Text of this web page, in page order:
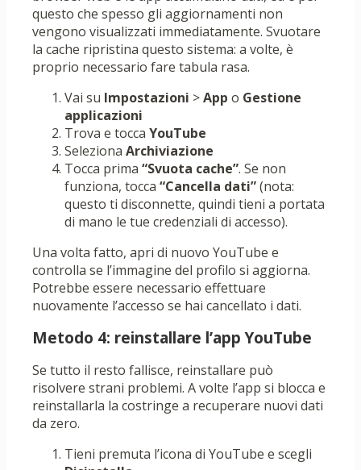
questo che spesso gli aggiornamenti non
vengono visualizzati immediatamente. Svuotare
la cache ripristina questo sistema: a volte, è
proprio necessario fare tabula rasa.
Vai su Impostazioni >App o Gestione
applicazioni
Trova e tocca YouTube
Seleziona Archiviazione
Tocca prima “Svuota cache”. Se non
funziona, tocca “Cancella dati”(nota:
questo ti disconnette, quindi tieni a portata
di mano le tue credenziali di accesso).
Una volta fatto, apri di nuovo YouTube e
controlla se l’immagine del profilo si aggiorna.
Potrebbe essere necessario effettuare
nuovamente l’accesso se hai cancellato i dati.
Metodo 4: reinstallare l’app YouTube
Se tutto il resto fallisce, reinstallare può
risolvere strani problemi. A volte l’app si blocca e
reinstallarla la costringe a recuperare nuovi dati
da zero.
Tieni premuta l’icona di YouTube e scegli